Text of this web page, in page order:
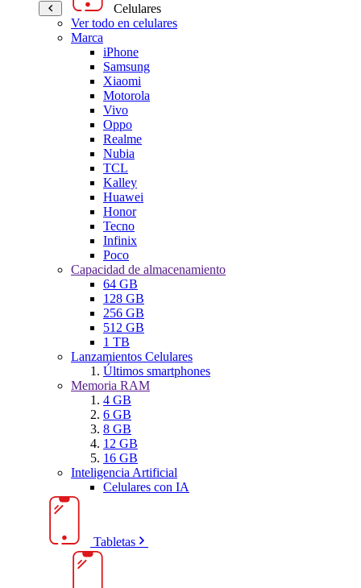
Celulares
Ver todo en celulares
Marca
iPhone
Samsung
Xiaomi
Motorola
Vivo
Oppo
Realme
Nubia
TCL
Kalley
Huawei
Honor
Tecno
Infinix
Poco
Capacidad de almacenamiento
64 GB
128 GB
256 GB
512 GB
1 TB
Lanzamientos Celulares
Últimos smartphones
Memoria RAM
4 GB
6 GB
8 GB
12 GB
16 GB
Inteligencia Artificial
Celulares con IA
Tabletas